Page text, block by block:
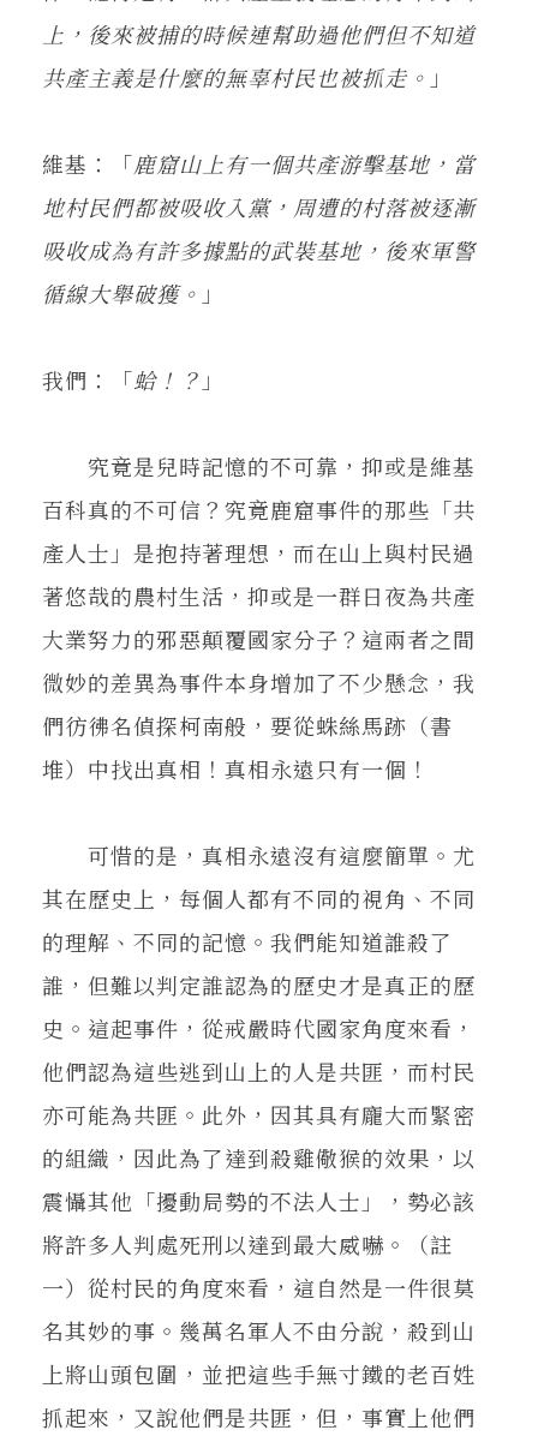
上，後來被捕的時候連幫助過他們但不知道
共產主義是什麼的無辜村民也被抓走。 」
維基：「鹿窟山上有一個共產游擊基地，當
地村民們都被吸收入黨，周遭的村落被逐漸
吸收成為有許多據點的武裝基地，後來軍警
循線大舉破獲。 」
我們：「蛤！？ 」
究竟是兒時記憶的不可靠，抑或是維基
百科真的不可信？究竟鹿窟事件的那些「共
產人士」是抱持著理想，而在山上與村民過
著悠哉的農村生活，抑或是一群日夜為共產
大業努力的邪惡顛覆國家分子？這兩者之間
微妙的差異為事件本身增加了不少懸念，我
們彷彿名偵探柯南般，要從蛛絲馬跡（書
堆）中找出真相！真相永遠只有一個！
可惜的是，真相永遠沒有這麼簡單。尤
其在歷史上，每個人都有不同的視角、不同
的理解、不同的記憶。我們能知道誰殺了
誰，但難以判定誰認為的歷史才是真正的歷
史。這起事件，從戒嚴時代國家角度來看，
他們認為這些逃到山上的人是共匪，而村民
亦可能為共匪。此外，因其具有龐大而緊密
的組織，因此為了達到殺雞儆猴的效果，以
震懾其他「擾動局勢的不法人士」，勢必該
將許多人判處死刑以達到最大威嚇。（註
一）從村民的角度來看，這自然是一件很莫
名其妙的事。幾萬名軍人不由分說，殺到山
上將山頭包圍，並把這些手無寸鐵的老百姓
抓起來，又說他們是共匪，但，事實上他們